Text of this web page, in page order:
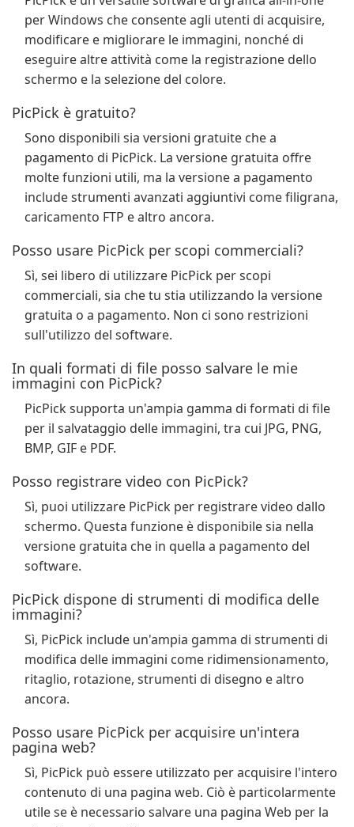
per Windows che consente agli utenti di acquisire,
modificare e migliorare le immagini, nonché di
eseguire altre attività come la registrazione dello
schermo e la selezione del colore.
PicPick è gratuito?
Sono disponibili sia versioni gratuite che a
pagamento di PicPick. La versione gratuita offre
molte funzioni utili, ma la versione a pagamento
include strumenti avanzati aggiuntivi come filigrana,
caricamento FTP e altro ancora.
Posso usare PicPick per scopi commerciali?
Sì, sei libero di utilizzare PicPick per scopi
commerciali, sia che tu stia utilizzando la versione
gratuita o a pagamento. Non ci sono restrizioni
sull'utilizzo del software.
In quali formati di file posso salvare le mie
immagini con PicPick?
PicPick supporta un'ampia gamma di formati di file
per il salvataggio delle immagini, tra cui JPG, PNG,
BMP, GIF e PDF.
Posso registrare video con PicPick?
Sì, puoi utilizzare PicPick per registrare video dallo
schermo. Questa funzione è disponibile sia nella
versione gratuita che in quella a pagamento del
software.
PicPick dispone di strumenti di modifica delle
immagini?
Sì, PicPick include un'ampia gamma di strumenti di
modifica delle immagini come ridimensionamento,
ritaglio, rotazione, strumenti di disegno e altro
ancora.
Posso usare PicPick per acquisire un'intera
pagina web?
Sì, PicPick può essere utilizzato per acquisire l'intero
contenuto di una pagina web. Ciò è particolarmente
utile se è necessario salvare una pagina Web per la